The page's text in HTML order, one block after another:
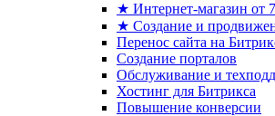
★ Интернет-магазин от
★ Создание и
Перенос сайта на
Создание порталов
Обслуживание и
Хостинг для Битрикса
Повышение конверсии